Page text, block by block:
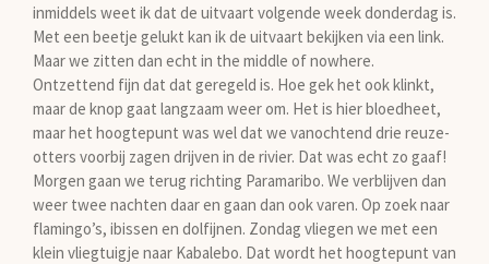
s
c
e
n
inmiddels weet ik dat de uitvaart volgende week donderdag is.
Met een beetje gelukt kan ik de uitvaart bekijken via een link.
Maar we zitten dan echt in the middle of nowhere.
Ontzettend fijn dat dat geregeld is. Hoe gek het ook klinkt,
maar de knop gaat langzaam weer om. Het is hier bloedheet,
maar het hoogtepunt was wel dat we vanochtend drie reuze-
otters voorbij zagen drijven in de rivier. Dat was echt zo gaaf!
Morgen gaan we terug richting Paramaribo. We verblijven dan
weer twee nachten daar en gaan dan ook varen. Op zoek naar
flamingo’s, ibissen en dolfijnen. Zondag vliegen we met een
klein vliegtuigje naar Kabalebo. Dat wordt het hoogtepunt van